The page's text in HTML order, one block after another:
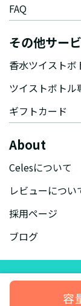
容
FAQ
その他サー
香水ツイストボ
ツイストボトル
ギフトカード
About
Celesについて
レビューについ
採用ページ
ブログ
会社概要特定商取